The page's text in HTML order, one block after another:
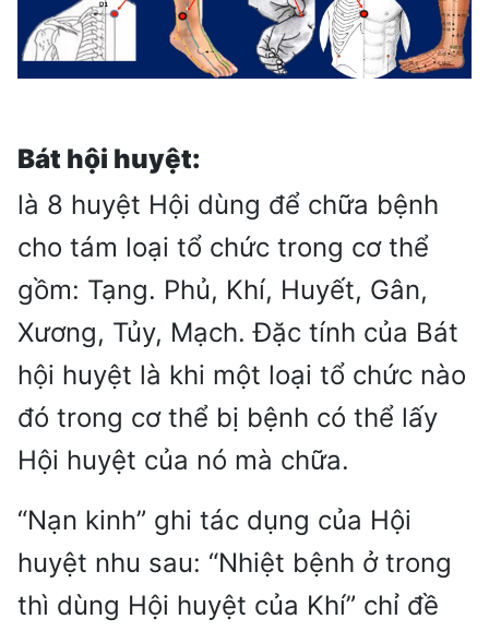
Bát hội huyệt:
là 8 huyệt Hội dùng để chữa bệnh
cho tám loại tổ chức trong cơ thể
gồm: Tạng. Phủ, Khí, Huyết, Gân,
Xương, Tủy, Mạch. Đặc tính của Bát
hội huyệt là khi một loại tổ chức nào
đó trong cơ thể bị bệnh có thể lấy
Hội huyệt của nó mà chữa.
“Nạn kinh” ghi tác dụng của Hội
huyệt nhu sau: “Nhiệt bệnh ở trong
thì dùng Hội huyệt của Khí” chỉ đề